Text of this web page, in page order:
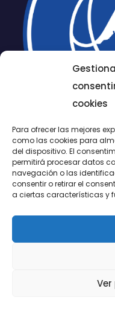
cookies
Para ofrecer las mejores
como las cookies para
del dispositivo. El
permitirá procesar datos
navegación o las
consentir o retirar el
a ciertas características y
LUCENTUM
ALICANTE
@FundaciónLucentum